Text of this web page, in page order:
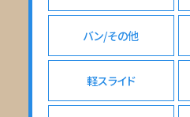
バン/その他
軽スライド